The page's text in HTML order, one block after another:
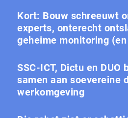
Kort: Bouw schreeuwt
experts, onterecht
geheime monitoring
SSC-ICT, Dictu en DUO
samen aan soevereine
werkomgeving